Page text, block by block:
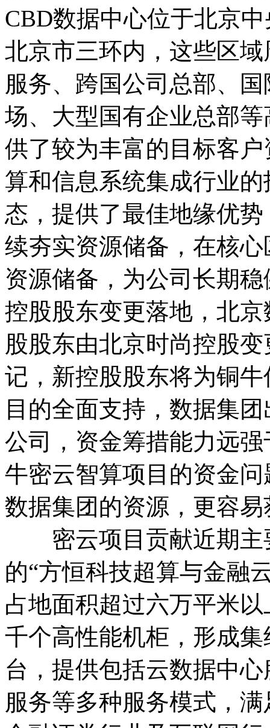
CBD数据中心位于北京
北京市三环内，这些区
服务、跨国公司总部、
场、大型国有企业总部
供了较为丰富的目标客
算和信息系统集成行业
态，提供了最佳地缘优
续夯实资源储备，在核
资源储备，为公司长
控股股东变更落地，北
股股东由北京时尚控股
记，新控股股东将为铜
目的全面支持，数据集
公司，资金筹措能力远
牛密云智算项目的资金
数据集团的资源，更容
密云项目贡献近期主
的“方恒科技超算与金融
占地面积超过六万平米
千个高性能机柜，形成
台，提供包括云数据中
服务等多种服务模式，